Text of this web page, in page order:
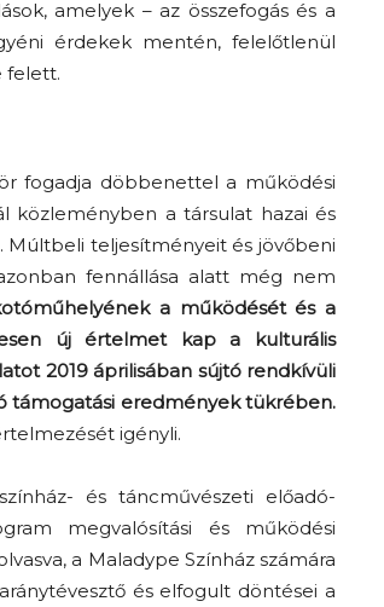
amelyek – az összefogás és a
érdekek mentén, felelőtlenül
felett.
fogadja döbbenettel a működési
közleményben a társulat hazai és
Múltbeli teljesítményeit és jövőbeni
fennállása alatt még nem
a működését és a
új értelmet kap a kulturális
2019 áprilisában sújtó rendkívüli
támogatási eredmények tükrében.
igényli.
és táncművészeti előadó-
megvalósítási és működési
a Maladype Színház számára
és elfogult döntései a